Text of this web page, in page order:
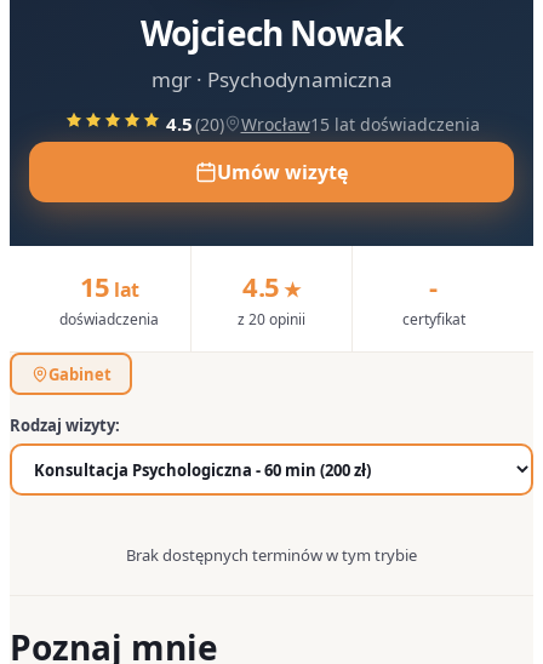
Wojciech Nowak
mgr· Psychodynamiczna
4.5(20) Wrocław15lat doświadczenia
Umów wizytę
15 lat
doświadczenia
4.5★
z 20 opinii
-
certyfikat
Gabinet
Rodzaj wizyty:
Brak dostępnych terminów w tym trybie
Poznaj mnie